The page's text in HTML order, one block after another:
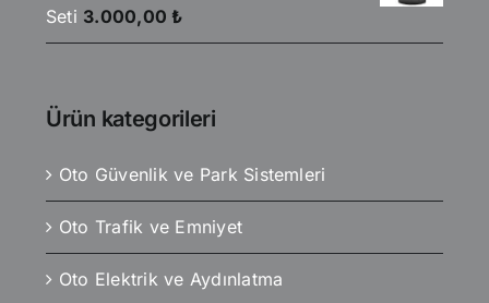
Seti 3.000,00 ₺
Ürün kategorileri
Oto Güvenlik ve Park Sistemleri
Oto Trafik ve Emniyet
Oto Elektrik ve Aydınlatma